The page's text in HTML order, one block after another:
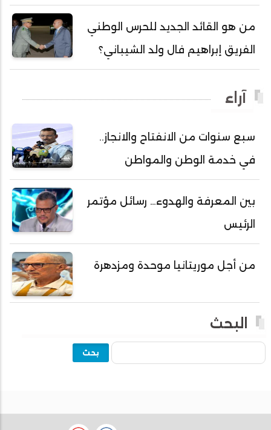
أحمد ولد الديه
أحمد ولد السالك
أحمد ولد باهيه
أحمد ولد داداه
أحمد ولد علال
أحمد ولد محمد ديدي
أحمد ولد نافع
أحمد ولد يحيى
أحمدا كلي
أحمدسالم ولد العربي
أحمدو ولد أحمد رمظان
أحمدو ولد امباله
من هو القائد الجديد للحرس الوطني
الفريق إبراهيم فال ولد الشيباني؟
آراء
سبع سنوات من الانفتاح والانجاز..
في خدمة الوطن والمواطن
بين المعرفة والهدوء… رسائل مؤتمر
الرئيس
من أجل موريتانيا موحدة ومزدهرة
البحث
بحث